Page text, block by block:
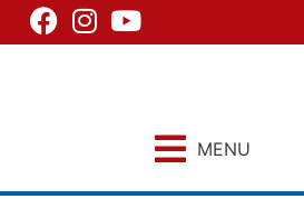
MENU